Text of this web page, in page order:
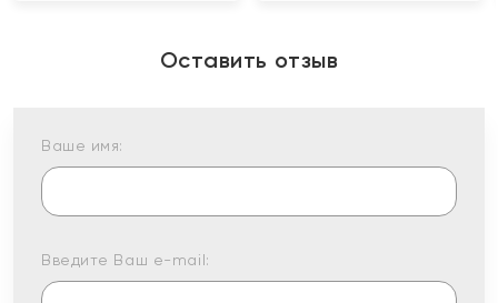
Оставить отзыв
Ваше имя:
Введите Ваш e-mail: